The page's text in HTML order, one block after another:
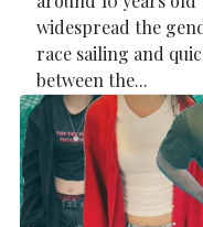
widespread the
race sailing and
between the...